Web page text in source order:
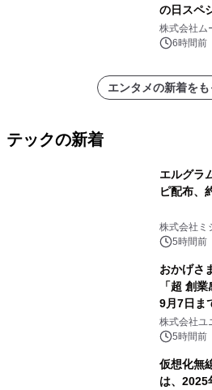
の日スペ
株式会社ム
6時間前
エンタメの新着を
テックの新着
エルグラ
ピ配布、
株式会社ミ
5時間前
おかげさ
「超 創
9月7日ま
ゲーミン
対象
株式会社ユ
5時間前
仮想化無
は、2025